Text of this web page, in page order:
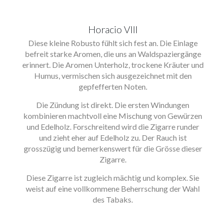
Horacio VIII
Diese kleine Robusto fühlt sich fest an. Die Einlage
befreit starke Aromen, die uns an Waldspaziergänge
erinnert. Die Aromen Unterholz, trockene Kräuter und
Humus, vermischen sich ausgezeichnet mit den
gepfefferten Noten.
Die Zündung ist direkt. Die ersten Windungen
kombinieren machtvoll eine Mischung von Gewürzen
und Edelholz. Forschreitend wird die Zigarre runder
und zieht eher auf Edelholz zu. Der Rauch ist
grosszügig und bemerkenswert für die Grösse dieser
Zigarre.
Diese Zigarre ist zugleich mächtig und komplex. Sie
weist auf eine vollkommene Beherrschung der Wahl
des Tabaks.